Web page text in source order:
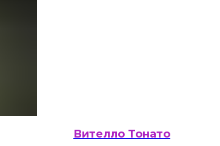
Вителло Тонато